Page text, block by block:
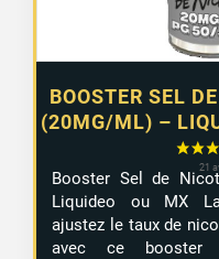
BOOSTER SEL
(20MG/ML) –
Booster Sel de
Liquideo ou MX
ajustez le taux de
avec ce booster